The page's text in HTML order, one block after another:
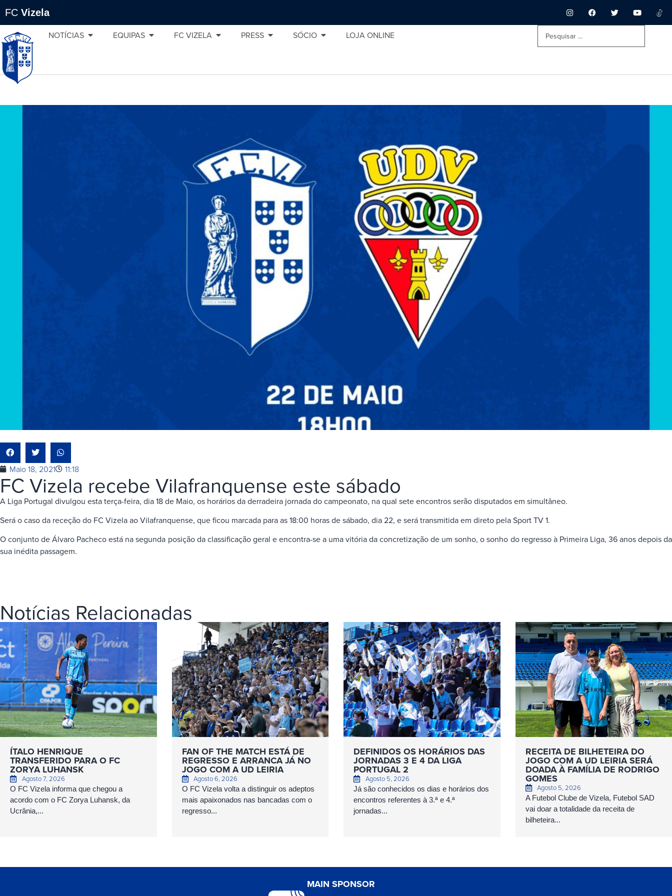
FC Vizela
NOTÍCIAS EQUIPAS FC VIZELA PRESS SÓCIO LOJA ONLINE
Maio 18, 2021 11:18
FC Vizela recebe Vilafranquense este sábado
A Liga Portugal divulgou esta terça-feira, dia 18 de Maio, os horários da derradeira jornada do campeonato, na qual sete encontros serão disputados em simultâneo.
Será o caso da receção do FC Vizela ao Vilafranquense, que ficou marcada para as 18:00 horas de sábado, dia 22, e será transmitida em direto pela Sport TV 1.
O conjunto de Álvaro Pacheco está na segunda posição da classificação geral e encontra-se a uma vitória da concretização de um sonho, o sonho do regresso à Primeira Liga, 36 anos depois da
sua inédita passagem.
Notícias Relacionadas
ÍTALO HENRIQUE
TRANSFERIDO PARA O FC
ZORYA LUHANSK
Agosto 7, 2026
O FC Vizela informa que chegou a
acordo com o FC Zorya Luhansk, da
Ucrânia,...
FAN OF THE MATCH ESTÁ DE
REGRESSO E ARRANCA JÁ NO
JOGO COM A UD LEIRIA
Agosto 6, 2026
O FC Vizela volta a distinguir os adeptos
mais apaixonados nas bancadas com o
regresso...
DEFINIDOS OS HORÁRIOS DAS
JORNADAS 3 E 4 DA LIGA
PORTUGAL 2
Agosto 5, 2026
Já são conhecidos os dias e horários dos
encontros referentes à 3.ª e 4.ª
jornadas...
RECEITA DE BILHETEIRA DO
JOGO COM A UD LEIRIA SERÁ
DOADA À FAMÍLIA DE RODRIGO
GOMES
Agosto 5, 2026
A Futebol Clube de Vizela, Futebol SAD
vai doar a totalidade da receita de
bilheteira...
MAIN SPONSOR